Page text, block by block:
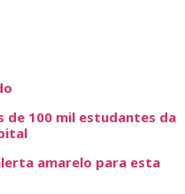
de 100 mil estudantes da
amarelo para esta